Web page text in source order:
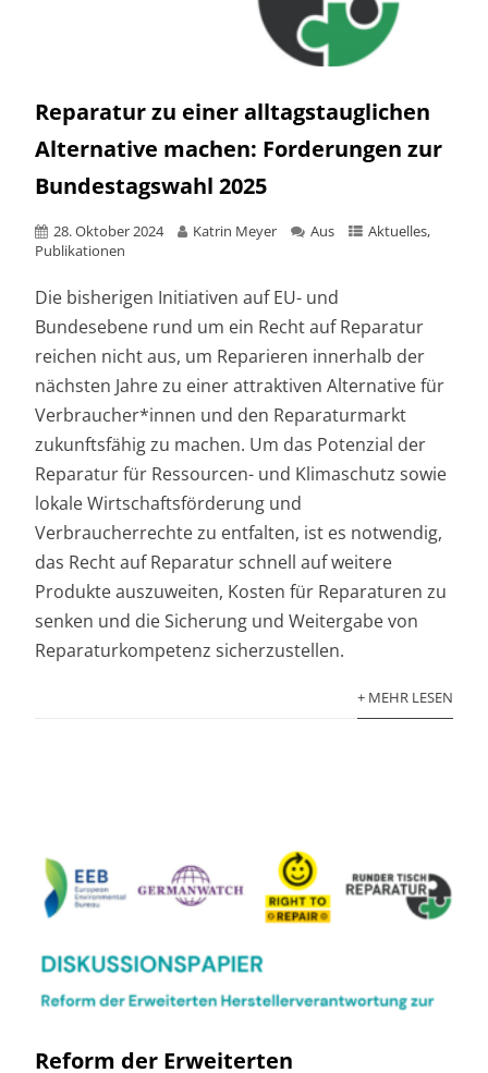
Reparatur zu einer alltagstauglichen
Alternative machen: Forderungen zur
Bundestagswahl 2025
28. Oktober 2024 Katrin Meyer Aus Aktuelles,
Publikationen
Die bisherigen Initiativen auf EU- und
Bundesebene rund um ein Recht auf Reparatur
reichen nicht aus, um Reparieren innerhalb der
nächsten Jahre zu einer attraktiven Alternative für
Verbraucher*innen und den Reparaturmarkt
zukunftsfähig zu machen. Um das Potenzial der
Reparatur für Ressourcen- und Klimaschutz sowie
lokale Wirtschaftsförderung und
Verbraucherrechte zu entfalten, ist es notwendig,
das Recht auf Reparatur schnell auf weitere
Produkte auszuweiten, Kosten für Reparaturen zu
senken und die Sicherung und Weitergabe von
Reparaturkompetenz sicherzustellen.
+ MEHR LESEN
Reform der Erweiterten